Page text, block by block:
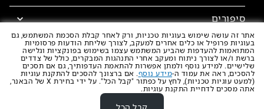
הורדות
גלריה
חוויית SuperOven
Unox Casa App
סיפורים
טרקלין העיתונות
אתר זה עושה שימוש בעוגיות טכניות, ורק לאחר קבלת הסכמת המשתמש, גם
בעוגיות פרופיל או כלים אחרים למעקב, לצורך שליחת הודעות פרסומיות
המתואמות להעדפות שהביע המשתמש עצמו בשימוש בפונקציות וגלישה
ברשת ו/או לצורך ניתוח ומעקב אחרי התנהגות המבקרים, כולל של צדדים
שלישיים. למידע נוסף ולמתן אפשרות להתאמת העדפותיך, גם אם תסכים
להסכים, ראה את עמוד ה-מידע נוסף. אם ברצונך להסכים להתקנת עוגיות
(למעט עוגיות טכניות), לחץ על כפתור "קבל הכל". על ידי בחירת X של הבאנר,
אתה מסכים לדחיית התקנת עוגיות.